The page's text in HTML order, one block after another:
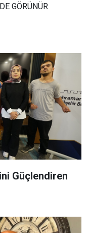
GÖRÜNÜR
Güçlendiren